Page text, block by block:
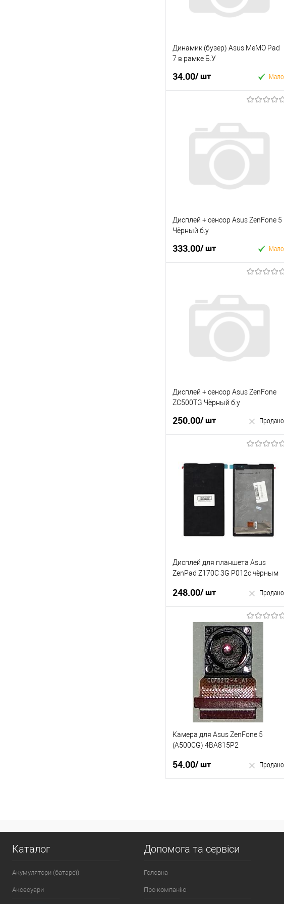
Динамик (бузер) Asus MeMO Pad
7 в рамке Б.У
34.00/ шт Мало
Купити в 1 клік
У вибране
До
порівняння
Дисплей + сенсор Asus ZenFone 5
Чёрный б.у
333.00/ шт Мало
Купити в 1 клік
У вибране
До
порівняння
Дисплей + сенсор Asus ZenFone
ZC500TG Чёрный б.у
250.00/ шт Продано
У вибране
порівняння
Дисплей для планшета Asus
ZenPad Z170C 3G P012с чёрным
248.00/ шт Продано
Продано
Купити в 1 клік
У вибране
До
порівняння
Камера для Asus ZenFone 5
(A500CG) 4BA815P2
54.00/ шт Продано
порівняння
Каталог
Акумулятори (батареї)
Аксесуари
Допомога та сервіси
Головна
Про компанію